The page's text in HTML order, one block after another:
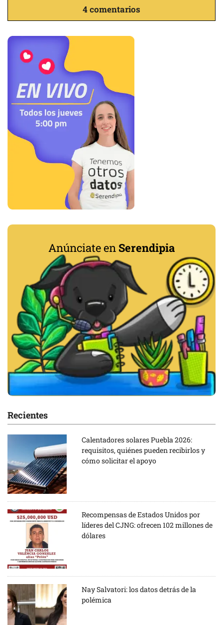
4 comentarios
Anúnciate en Serendipia
Recientes
Calentadores solares Puebla 2026:
requisitos, quiénes pueden recibirlos y
cómo solicitar el apoyo
Recompensas de Estados Unidos por
líderes del CJNG: ofrecen 102 millones de
dólares
Nay Salvatori: los datos detrás de la
polémica